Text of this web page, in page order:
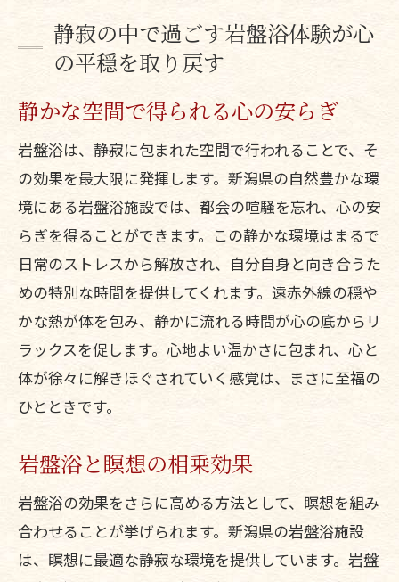
静寂の中で過ごす岩盤浴体験が心
の平穏を取り戻す
静かな空間で得られる心の安らぎ
岩盤浴は、静寂に包まれた空間で行われることで、そ
の効果を最大限に発揮します。新潟県の自然豊かな環
境にある岩盤浴施設では、都会の喧騒を忘れ、心の安
らぎを得ることができます。この静かな環境はまるで
日常のストレスから解放され、自分自身と向き合うた
めの特別な時間を提供してくれます。遠赤外線の穏や
かな熱が体を包み、静かに流れる時間が心の底からリ
ラックスを促します。心地よい温かさに包まれ、心と
体が徐々に解きほぐされていく感覚は、まさに至福の
ひとときです。
岩盤浴と瞑想の相乗効果
岩盤浴の効果をさらに高める方法として、瞑想を組み
合わせることが挙げられます。新潟県の岩盤浴施設
は、瞑想に最適な静寂な環境を提供しています。岩盤